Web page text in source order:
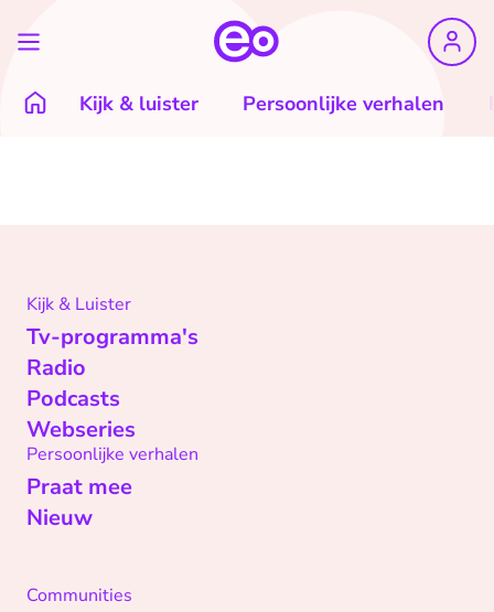
Kijk & luister Persoonlijke verhalen
Kijk & Luister
Tv-programma's
Radio
Podcasts
Webseries
Persoonlijke verhalen
Praat mee
Nieuw
Communities